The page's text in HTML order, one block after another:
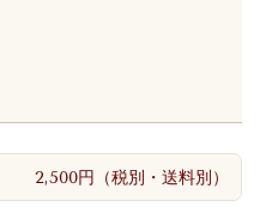
2,500円（税別・送料別）